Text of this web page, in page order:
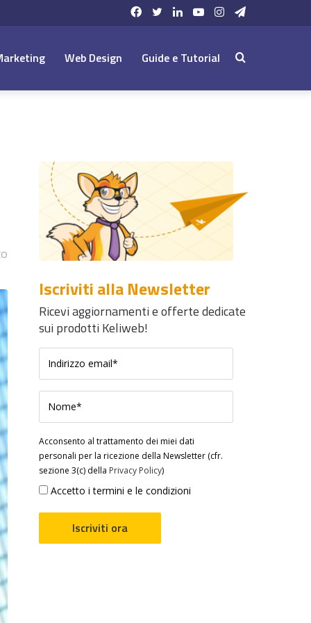
Telegram
Instagram
YouTube
LinkedIn
Twitter
Facebook
Web Design Guide e Tutorial Cerca:
Iscriviti alla Newsletter
Ricevi aggiornamenti e offerte dedicate
sui prodotti Keliweb!
Acconsento al trattamento dei miei dati
personali per la ricezione della Newsletter (cfr.
sezione 3(c) della Privacy Policy)
Accetto i termini e le condizioni